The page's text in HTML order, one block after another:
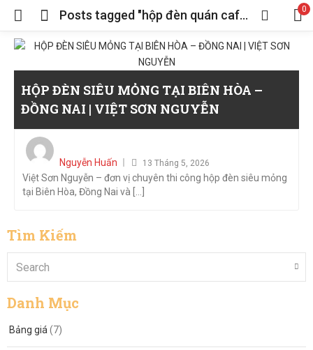
Posts tagged "hộp đèn quán cafe" 0
HỘP ĐÈN SIÊU MỎNG TẠI BIÊN HÒA –
ĐỒNG NAI | VIỆT SƠN NGUYỄN
Nguyễn Huấn
13 Tháng 5, 2026
Việt Sơn Nguyễn – đơn vị chuyên thi công hộp đèn siêu mỏng
tại Biên Hòa, Đồng Nai và [...]
Tìm Kiếm
Danh Mục
Bảng giá (7)